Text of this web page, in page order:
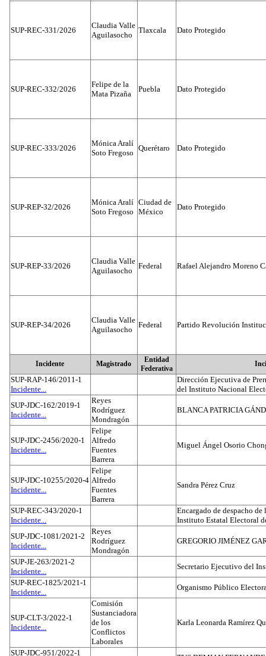
SUP-REC-331/2026
Claudia Valle
Aguilasocho
Tlaxcala Dato Protegido
SUP-REC-332/2026
Felipe de la
Mata Pizaña
Puebla Dato Protegido
SUP-REC-333/2026
Mónica Aralí
Soto Fregoso
Querétaro Dato Protegido
SUP-REP-32/2026
Mónica Aralí
Soto Fregoso
Ciudad de
México
Dato Protegido
SUP-REP-33/2026
Claudia Valle
Aguilasocho
Federal Rafael Alejandro Moreno
SUP-REP-34/2026
Claudia Valle
Aguilasocho
Federal Partido Revolución
Incidente Magistrado
Entidad
Federativa
SUP-RAP-146/2011-1
Incidente...
Dirección Ejecutiva de
del Instituto Nacional
SUP-JDC-162/2019-1
Incidente...
Reyes
Rodríguez
Mondragón
BLANCA PATRICIA
SUP-JDC-2456/2020-1
Incidente...
Felipe
Alfredo
Fuentes
Barrera
Miguel Ángel Osorio
SUP-JDC-10255/2020-4
Incidente...
Felipe
Alfredo
Fuentes
Barrera
Sandra Pérez Cruz
SUP-REC-343/2020-1
Incidente...
Encargado de despacho
Instituto Estatal Electoral
SUP-JDC-1081/2021-2
Incidente...
Reyes
Rodríguez
Mondragón
GREGORIO JIMÉNEZ
SUP-JE-263/2021-2
Incidente...
Secretario Ejecutivo del
SUP-REC-1825/2021-1
Incidente...
Organismo Público
SUP-CLT-3/2022-1
Incidente...
Comisión
Sustanciadora
de los
Conflictos
Laborales
Karla Leonarda Ramírez
SUP-JDC-951/2022-1